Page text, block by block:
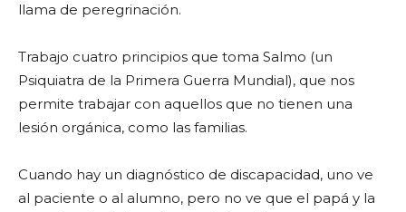
llama de peregrinación.
Trabajo cuatro principios que toma Salmo (un
Psiquiatra de la Primera Guerra Mundial), que nos
permite trabajar con aquellos que no tienen una
lesión orgánica, como las familias.
Cuando hay un diagnóstico de discapacidad, uno ve
al paciente o al alumno, pero no ve que el papá y la